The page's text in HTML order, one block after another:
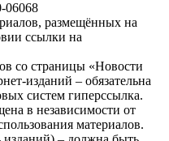
06068
размещённых на
ссылки на
со страницы «Новости
изданий – обязательна
систем гиперссылка.
в независимости от
материалов.